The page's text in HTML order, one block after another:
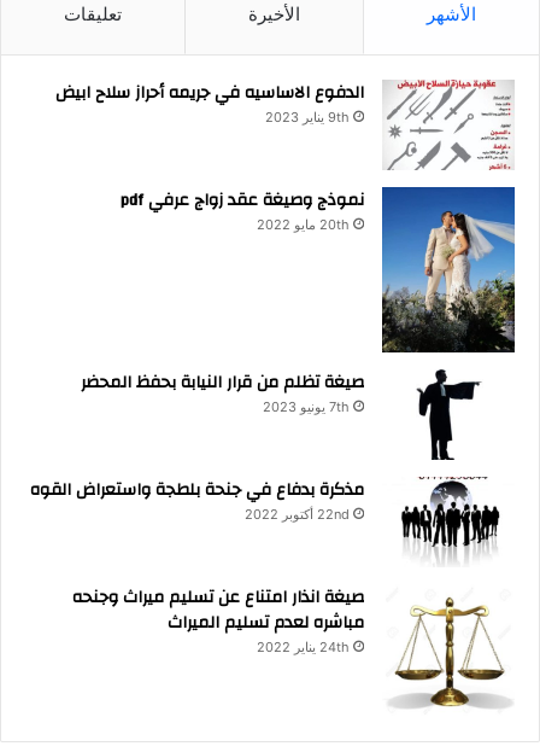
الأشهر الأخيرة تعليقات
الدفوع الاساسيه في جريمه أحراز سلاح ابيض
9th يناير 2023
نموذج وصيغة عقد زواج عرفي pdf
20th مايو 2022
صيغة تظلم من قرار النيابة بحفظ المحضر
7th يونيو 2023
مذكرة بدفاع في جنحة بلطجة واستعراض القوه
22nd أكتوبر 2022
صيغة انذار امتناع عن تسليم ميراث وجنحه
مباشره لعدم تسليم الميراث
24th يناير 2022